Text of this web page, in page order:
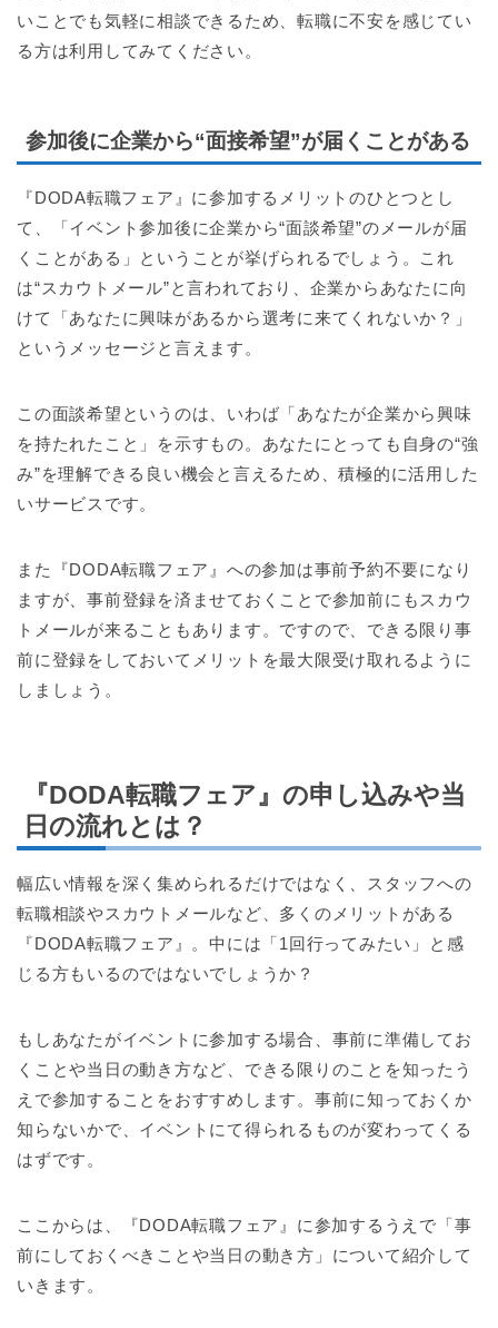
いことでも気軽に相談できるため、転職に不安を感じてい
る方は利用してみてください。
参加後に企業から“面接希望”が届くことがある
『DODA転職フェア』に参加するメリットのひとつとし
て、「イベント参加後に企業から“面談希望”のメールが届
くことがある」ということが挙げられるでしょう。これ
は“スカウトメール”と言われており、企業からあなたに向
けて「あなたに興味があるから選考に来てくれないか？」
というメッセージと言えます。
この面談希望というのは、いわば「あなたが企業から興味
を持たれたこと」を示すもの。あなたにとっても自身の“強
み”を理解できる良い機会と言えるため、積極的に活用した
いサービスです。
また『DODA転職フェア』への参加は事前予約不要になり
ますが、事前登録を済ませておくことで参加前にもスカウ
トメールが来ることもあります。ですので、できる限り事
前に登録をしておいてメリットを最大限受け取れるように
しましょう。
『DODA転職フェア』の申し込みや当
日の流れとは？
幅広い情報を深く集められるだけではなく、スタッフへの
転職相談やスカウトメールなど、多くのメリットがある
『DODA転職フェア』。中には「1回行ってみたい」と感
じる方もいるのではないでしょうか？
もしあなたがイベントに参加する場合、事前に準備してお
くことや当日の動き方など、できる限りのことを知ったう
えで参加することをおすすめします。事前に知っておくか
知らないかで、イベントにて得られるものが変わってくる
はずです。
ここからは、『DODA転職フェア』に参加するうえで「事
前にしておくべきことや当日の動き方」について紹介して
いきます。